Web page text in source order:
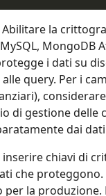
Abilitare la
MongoDB
i dati su
query. Per i
di gestione delle
dai
inserire chiavi di
che
la